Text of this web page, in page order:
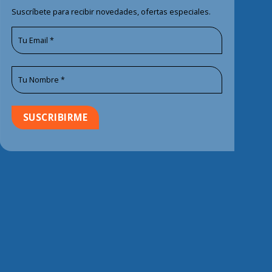
Suscríbete para recibir novedades, ofertas especiales.